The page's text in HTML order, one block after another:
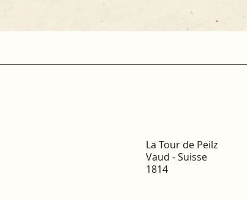
La Tour de Peilz
Vaud - Suisse
1814